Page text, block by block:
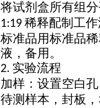
将试剂盒所有组
1:19 稀释配制工
标准品用标准品
液，备用。
2. 实验流程
加样：设置空白
待测样本，封板，